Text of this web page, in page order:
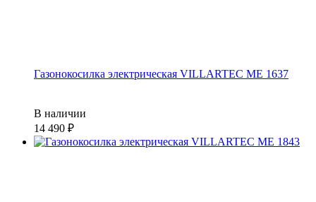
Газонокосилка электрическая VILLARTEC ME 1637
В наличии
14 490